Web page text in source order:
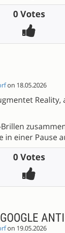
0 Votes
on 18.05.2026
Reality,
in einer Pause
0 Votes
on 19.05.2026